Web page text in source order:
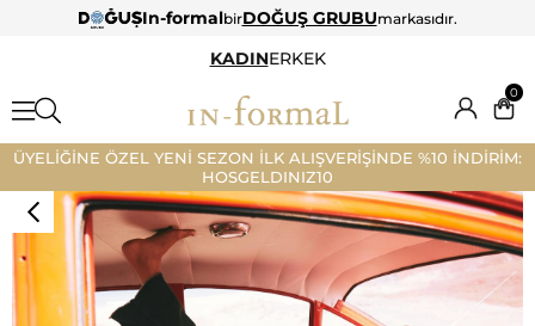
In-formalbirDOĞUŞ GRUBUmarkasıdır.
KADINERKEK
0
ÜYELİĞİNE ÖZEL YENİ SEZON İLK ALIŞVERİŞİNDE %10 İNDİRİM:
HOSGELDINIZ10